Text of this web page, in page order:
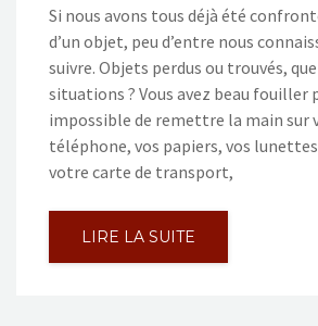
Si nous avons tous déjà été
d’un objet, peu d’entre nous
suivre. Objets perdus ou trouvés,
situations ? Vous avez beau fouiller
impossible de remettre la main sur
téléphone, vos papiers, vos
votre carte de transport,
LIRE LA SUITE